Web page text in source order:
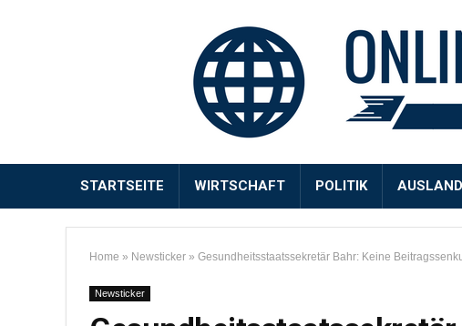
STARTSEITE WIRTSCHAFT POLITIK AUSLAND
Home » Newsticker » Gesundheitsstaatssekretär Bahr: Keine
Newsticker